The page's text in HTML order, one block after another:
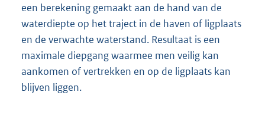
een berekening gemaakt aan de hand van de
waterdiepte op het traject in de haven of ligplaats
en de verwachte waterstand. Resultaat is een
maximale diepgang waarmee men veilig kan
aankomen of vertrekken en op de ligplaats kan
blijven liggen.